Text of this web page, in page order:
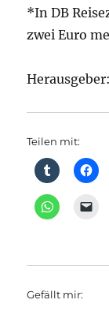
*In DB
zwei Euro
Teilen mit:
Gefällt mir: